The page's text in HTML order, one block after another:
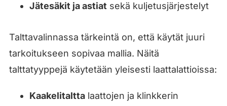
Jätesäkit ja astiat sekä kuljetusjärjestelyt
Talttavalinnassa tärkeintä on, että käytät juuri
tarkoitukseen sopivaa mallia. Näitä
talttatyyppejä käytetään yleisesti laattalattioissa:
Kaakelitalttalaattojen ja klinkkerin